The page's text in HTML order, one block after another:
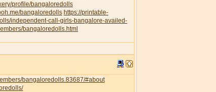
profile/bangaloredolls
bangaloredolls https://printable-
independent-call-girls-bangalore-availed-
bangaloredolls.html
bangaloredolls.83687/#about